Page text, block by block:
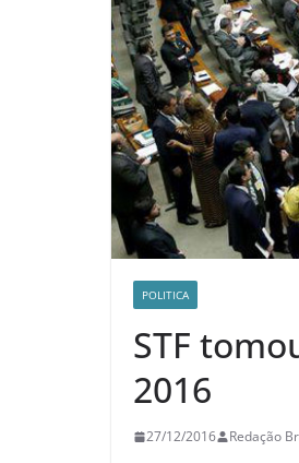
POLITICA
STF
2016
27/12/2016 Redação